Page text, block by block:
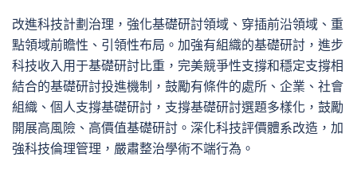
改進科技計劃治理，強化基礎研討領域、穿插前沿領域、重
點領域前瞻性、引領性布局。加強有組織的基礎研討，進步
科技收入用于基礎研討比重，完美競爭性支撐和穩定支撐相
結合的基礎研討投進機制，鼓勵有條件的處所、企業、社會
組織、個人支撐基礎研討，支撐基礎研討選題多樣化，鼓勵
開展高風險、高價值基礎研討。深化科技評價體系改造，加
強科技倫理管理，嚴肅整治學術不端行為。